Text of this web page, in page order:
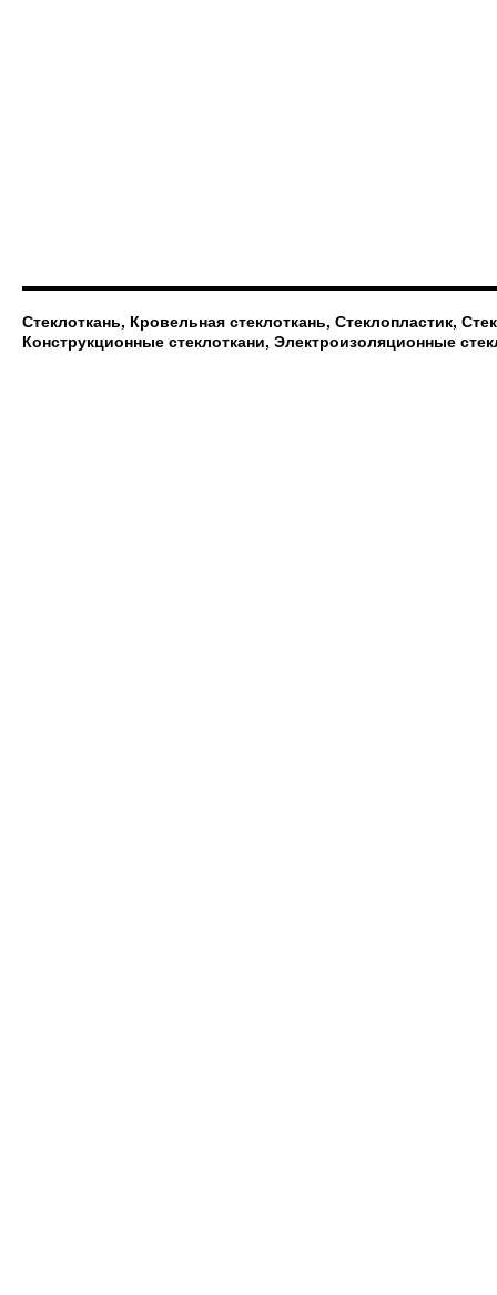
Стеклоткань, Кровельная стеклоткань, Стеклопластик,
Конструкционные стеклоткани, Электроизоляционные